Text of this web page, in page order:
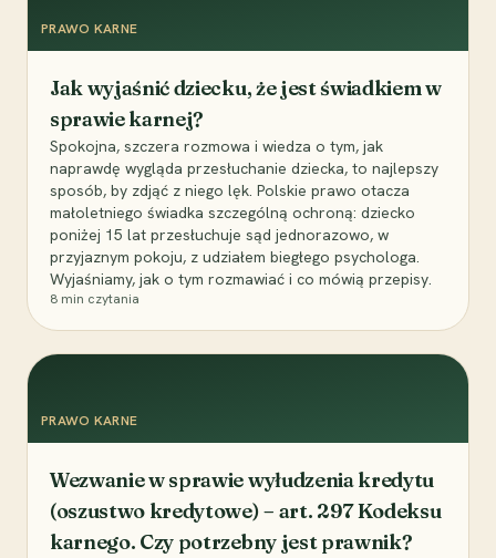
PRAWO KARNE
Jak wyjaśnić dziecku, że jest świadkiem w
sprawie karnej?
Spokojna, szczera rozmowa i wiedza o tym, jak
naprawdę wygląda przesłuchanie dziecka, to najlepszy
sposób, by zdjąć z niego lęk. Polskie prawo otacza
małoletniego świadka szczególną ochroną: dziecko
poniżej 15 lat przesłuchuje sąd jednorazowo, w
przyjaznym pokoju, z udziałem biegłego psychologa.
Wyjaśniamy, jak o tym rozmawiać i co mówią przepisy.
8 min czytania
PRAWO KARNE
Wezwanie w sprawie wyłudzenia kredytu
(oszustwo kredytowe) – art. 297 Kodeksu
karnego. Czy potrzebny jest prawnik?